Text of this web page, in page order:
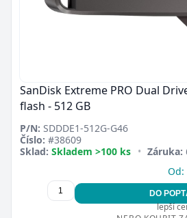
SanDisk Extreme PRO Dual
flash - 512 GB
P/N: SDDDE1-512G-G46
Číslo: #38609
Sklad: Skladem >100 ks • Záruka:
Od:
DO
lepší